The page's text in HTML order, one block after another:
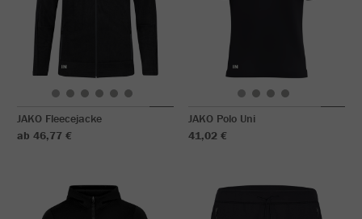
JAKO Fleecejacke
ab 46,77 €
JAKO Polo Uni
41,02 €